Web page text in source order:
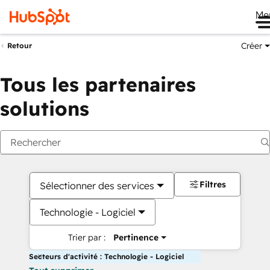
Retour Créer
Tous les partenaires
solutions
Sélectionner des services
Technologie - Logiciel
Trier par : Pertinence
Filtres
Secteurs d'activité : Technologie - Logiciel